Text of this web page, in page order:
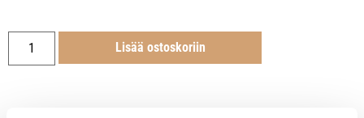
Lisää ostoskoriin